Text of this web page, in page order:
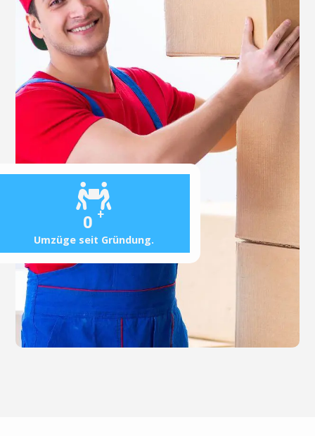
0 +
Umzüge seit Gründung.